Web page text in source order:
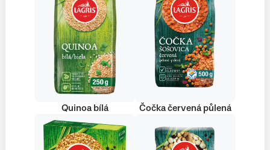
Quinoa bílá Čočka červená půlená